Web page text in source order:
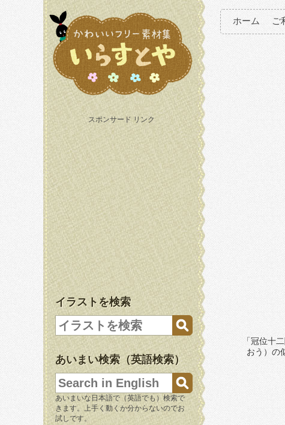
スポンサード リンク
イラストを検索
あいまい検索（英語検索）
あいまいな日本語で（英語でも）検索で
きます。上手く動くか分からないのでお
試しです。
ホーム ご
「冠位十
おう）の